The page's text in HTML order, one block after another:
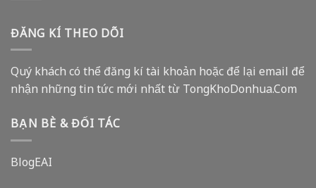
ĐĂNG KÍ THEO DÕI
Quý khách có thể đăng kí tài khoản hoặc để lại email để
nhận những tin tức mới nhất từ TongKhoDonhua.Com
BẠN BÈ & ĐỐI TÁC
BlogEAI